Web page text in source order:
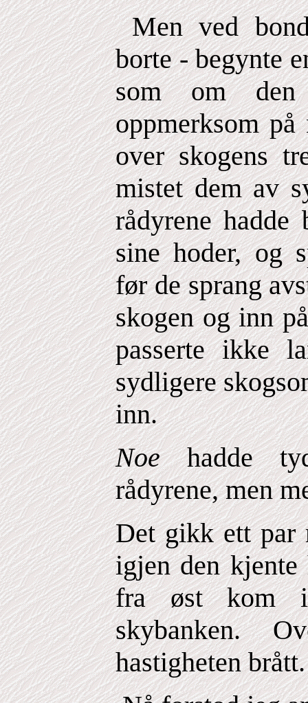
Men ved
borte - begynte
som om
oppmerksom
over skogens
mistet dem av
rådyrene
sine hoder, og
før de sprang
skogen og inn
passerte ikke
sydligere
inn.
Noe
hadde
rådyrene, men
Det gikk ett par
igjen den
fra øst kom
skybanken.
hastigheten